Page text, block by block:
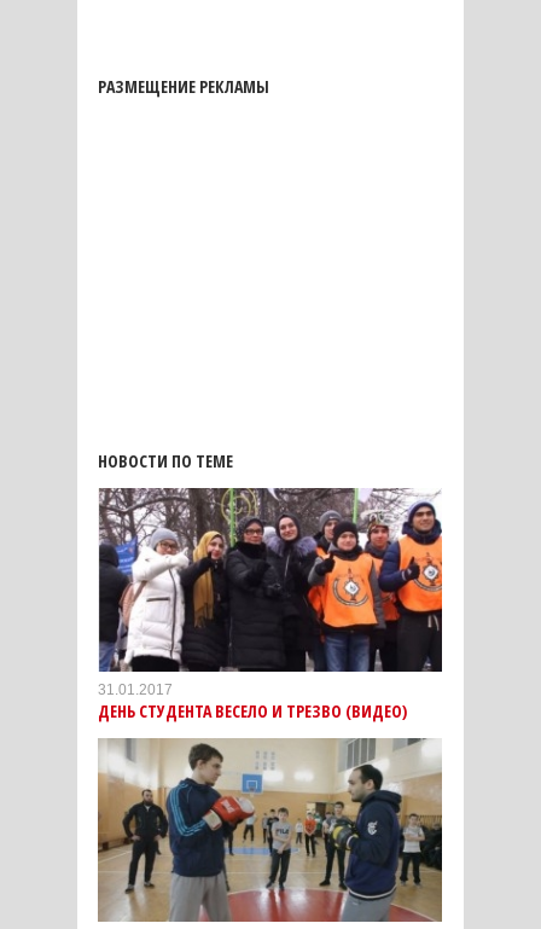
РАЗМЕЩЕНИЕ РЕКЛАМЫ
НОВОСТИ ПО ТЕМЕ
31.01.2017
ДЕНЬ СТУДЕНТА ВЕСЕЛО И ТРЕЗВО (ВИДЕО)